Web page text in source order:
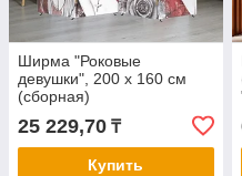
Ширма "Роковые
девушки", 200 х 160 см
(сборная)
25 229,70 ₸
Купить